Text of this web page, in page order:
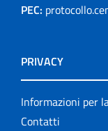
PEC:
PRIVACY
Informazioni per
Contatti